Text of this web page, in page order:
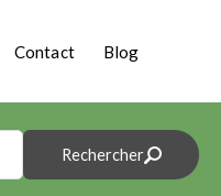
Contact Blog
Rechercher